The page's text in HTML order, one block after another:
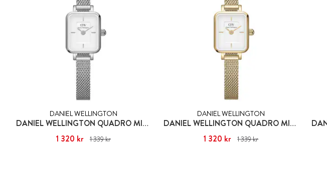
DANIEL WELLINGTON
DANIEL WELLINGTON QUADRO MINI STERLING
Nuvarande pris: 1 320 krTidigare pris
1 320 kr 1 339 kr
DANIEL WELLINGTON
DANIEL WELLINGTON QUADRO MINI EVERGOLD
Nuvarande pris: 1 320 krTidigare pris
1 320 kr 1 339 kr